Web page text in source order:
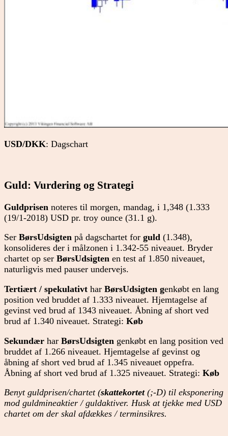
USD/DKK: Dagschart
Guld: Vurdering og Strategi
Guldprisen noteres til morgen, mandag, i 1,348 (1.333
(19/1-2018) USD pr. troy ounce (31.1 g).
Ser BørsUdsigten på dagschartet for guld (1.348),
konsolideres der i målzonen i 1.342-55 niveauet. Bryder
chartet op ser BørsUdsigten en test af 1.850 niveauet,
naturligvis med pauser undervejs.
Tertiært / spekulativt har BørsUdsigten genkøbt en lang
position ved bruddet af 1.333 niveauet. Hjemtagelse af
gevinst ved brud af 1343 niveauet. Åbning af short ved
brud af 1.340 niveauet. Strategi: Køb
Sekundær har BørsUdsigten genkøbt en lang position ved
bruddet af 1.266 niveauet. Hjemtagelse af gevinst og
åbning af short ved brud af 1.345 niveauet oppefra.
Åbning af short ved brud af 1.325 niveauet. Strategi: Køb
Benyt guldprisen/chartet (skattekortet(;-D) til eksponering
mod guldmineaktier / guldaktiver. Husk at tjekke med USD
chartet om der skal afdækkes / terminsikres.